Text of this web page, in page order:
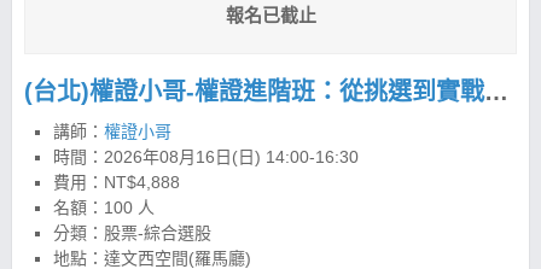
報名已截止
(台北)權證小哥-權證進階班：從挑選到實戰，建立權證交易策略與風控框架
講師： 權證小哥
時間： 2026年08月16日(日) 14:00-16:30
費用：NT$4,888
名額：100 人
分類：股票-綜合選股
地點：達文西空間(羅馬廳)